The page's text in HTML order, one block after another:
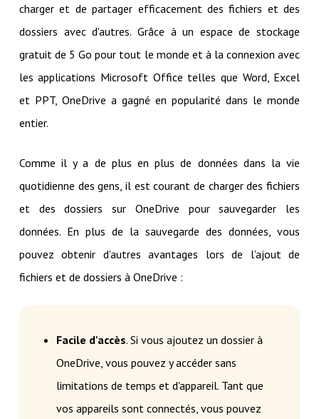
charger et de partager efficacement des fichiers et des
dossiers avec d'autres. Grâce à un espace de stockage
gratuit de 5 Go pour tout le monde et à la connexion avec
les applications Microsoft Office telles que Word, Excel
et PPT, OneDrive a gagné en popularité dans le monde
entier.
Comme il y a de plus en plus de données dans la vie
quotidienne des gens, il est courant de charger des fichiers
et des dossiers sur OneDrive pour sauvegarder les
données. En plus de la sauvegarde des données, vous
pouvez obtenir d'autres avantages lors de l'ajout de
fichiers et de dossiers à OneDrive :
Facile d'accès. Si vous ajoutez un dossier à
OneDrive, vous pouvez y accéder sans
limitations de temps et d'appareil. Tant que
vos appareils sont connectés, vous pouvez